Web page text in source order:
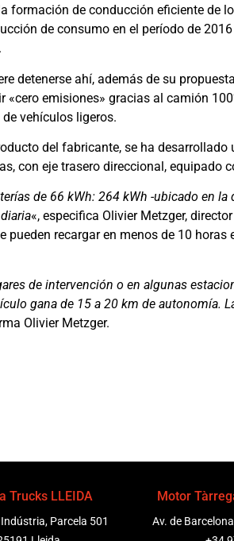
formación de conducción eficiente de
de consumo en el período de
detenerse ahí, además de su
emisiones» gracias al camión
vehículos ligeros.
del fabricante, se ha
con eje trasero direccional, equipado
de 66 kWh: 264 kWh -ubicado en la
«, especifica Olivier Metzger,
recargar en menos de 10 horas
de intervención o en algunas
gana de 15 a 20 km de autonomía.
Olivier Metzger.
Trucks LLEIDA
Parcela 501
Motor
Av. de